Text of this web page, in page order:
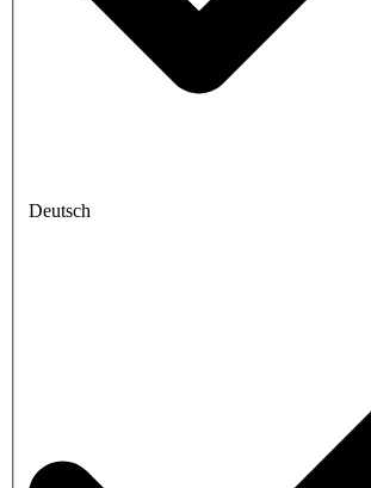
Deutsch